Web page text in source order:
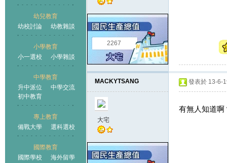
幼兒教育
幼校討論
幼教雜談
小學教育
小一選校
小學雜談
中學教育
升中派位
中學交流
初中教育
專上教育
備戰大學
選科選校
國際教育
國際學校
海外留學
王國
2267
MACKYTSANG
大宅
發表於 13-6-
有無人知道啊